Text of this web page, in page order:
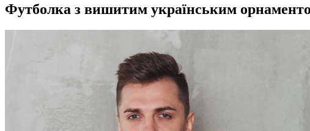
Футболка з вишитим українським